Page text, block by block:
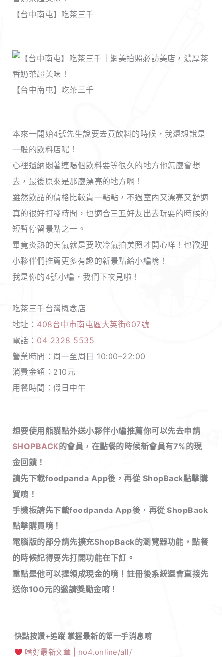
【台中南屯】吃茶三千
【台中南屯】吃茶三千
本來一開始4號先生說要去買飲料的時候，我還想說是
一般的飲料店呢！
心裡還納悶著連喝個飲料要等很久的地方他怎麼會想
去，最後原來是那麼漂亮的地方啊！
雖然飲品的價格比較貴一點點，不過室內又漂亮又舒適
真的很好打發時間，也適合三五好友出去玩耍的時候的
短暫停留景點之一。
畢竟炎熱的天氣就是要吹冷氣拍美照才開心咩！也歡迎
小夥伴們推薦更多有趣的新景點給小編唷！
我是你的4號小編，我們下次見啦！
吃茶三千台灣概念店
地址： 408台中市南屯區大英街607號
電話： 04 2328 5535
營業時間：周一至周日 10:00–22:00
消費金額：210元
用餐時間：假日中午
想要使用熊貓點外送小夥伴小編推薦你可以先去申請
SHOPBACK的會員，在點餐的時候新會員有7%的現
金回饋！
請先下載foodpanda App後，再從 ShopBack點擊購
買唷！
手機板請先下載foodpanda App後，再從 ShopBack
點擊購買唷！
電腦版的部分請先擴充ShopBack的瀏覽器功能，點餐
的時候記得要先打開功能在下訂。
重點是他可以提領成現金的唷！註冊後系統還會直接先
送你100元的邀請獎勵金唷！
快點按讚+追蹤 掌握最新的第一手消息唷
嗜好最新文章 | no4.online/all/